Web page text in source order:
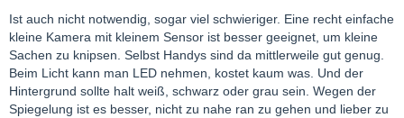
Ist auch nicht notwendig, sogar viel schwieriger. Eine recht einfache
kleine Kamera mit kleinem Sensor ist besser geeignet, um kleine
Sachen zu knipsen. Selbst Handys sind da mittlerweile gut genug.
Beim Licht kann man LED nehmen, kostet kaum was. Und der
Hintergrund sollte halt weiß, schwarz oder grau sein. Wegen der
Spiegelung ist es besser, nicht zu nahe ran zu gehen und lieber zu